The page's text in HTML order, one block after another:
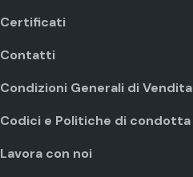
Certificati
Contatti
Condizioni Generali di Vendita
Codici e Politiche di condotta
Lavora con noi